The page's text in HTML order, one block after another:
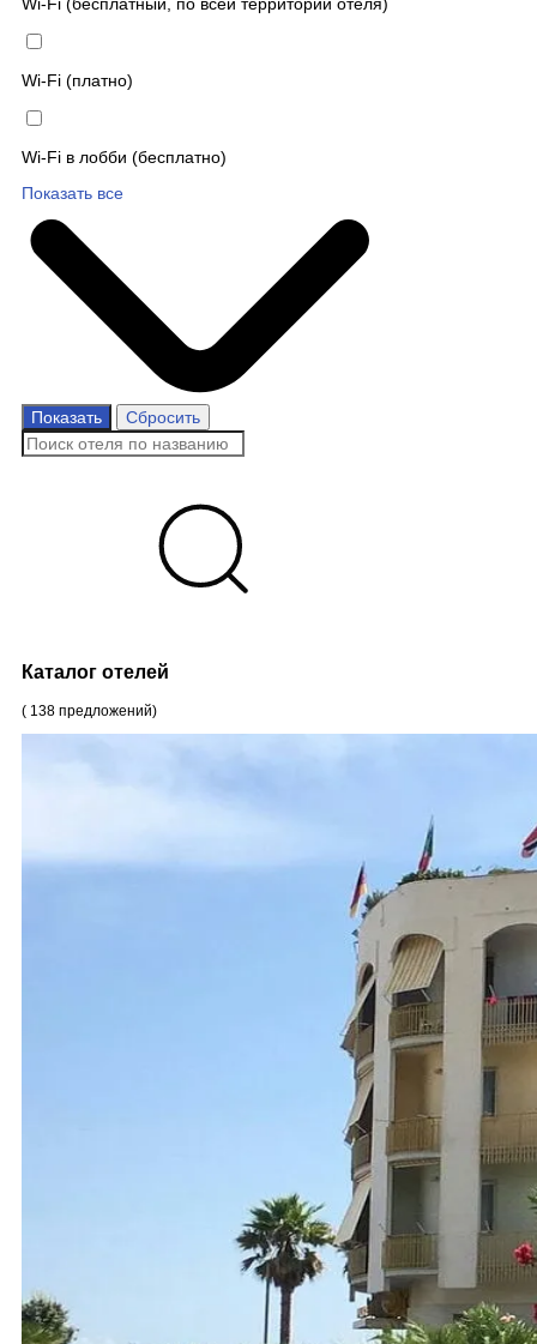
Wi-Fi (платно)
Wi-Fi в лобби (бесплатно)
Показать все
Показать Сбросить
Каталог отелей
( 138 предложений)